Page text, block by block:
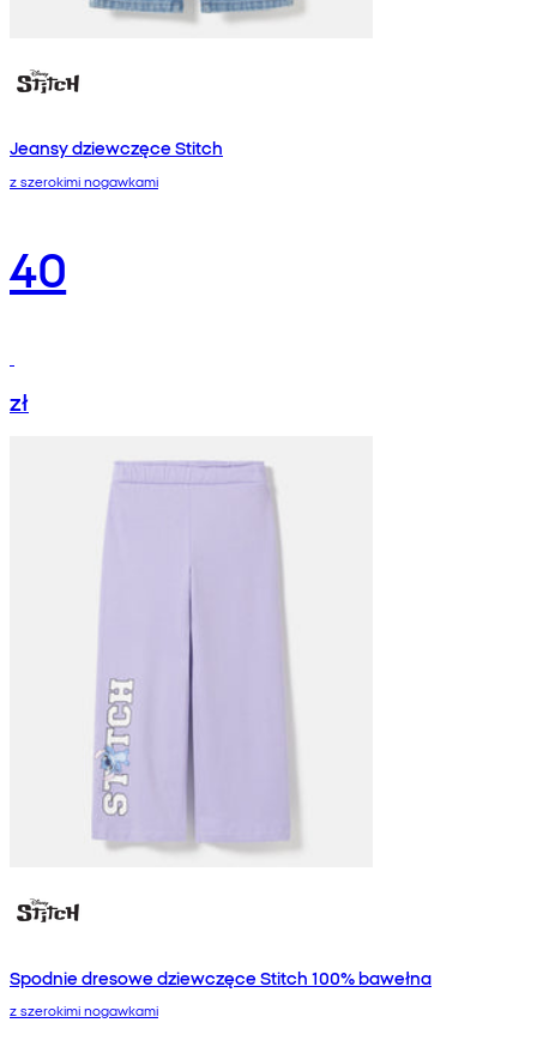
Jeansy dziewczęce Stitch
z szerokimi nogawkami
40
zł
Spodnie dresowe dziewczęce Stitch 100% bawełna
z szerokimi nogawkami